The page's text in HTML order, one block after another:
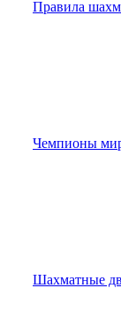
Правила
Чемпионы
Шахматные